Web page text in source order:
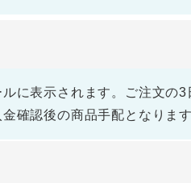
に表示されます。ご注文の3
確認後の商品手配となります